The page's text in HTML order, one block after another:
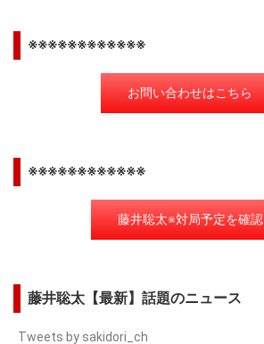
※※※※※※※※※※※※
お問い合わせはこちら
※※※※※※※※※※※※
藤井聡太※対局予定を確認
藤井聡太【最新】話題のニュース
Tweets by sakidori_ch